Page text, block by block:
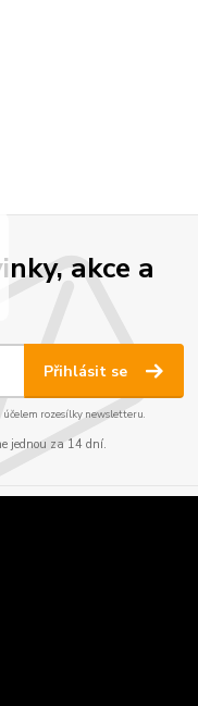
akce a
Přihlásit se
rozesílky newsletteru.
jednou za 14 dní.